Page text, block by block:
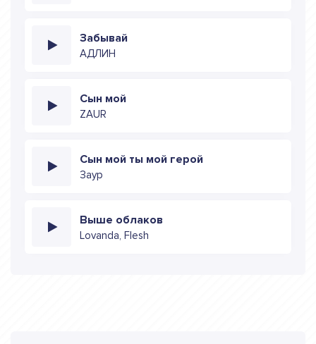
Забывай
АДЛИН
Сын мой
ZAUR
Сын мой ты мой герой
Заур
Выше облаков
Lovanda, Flesh